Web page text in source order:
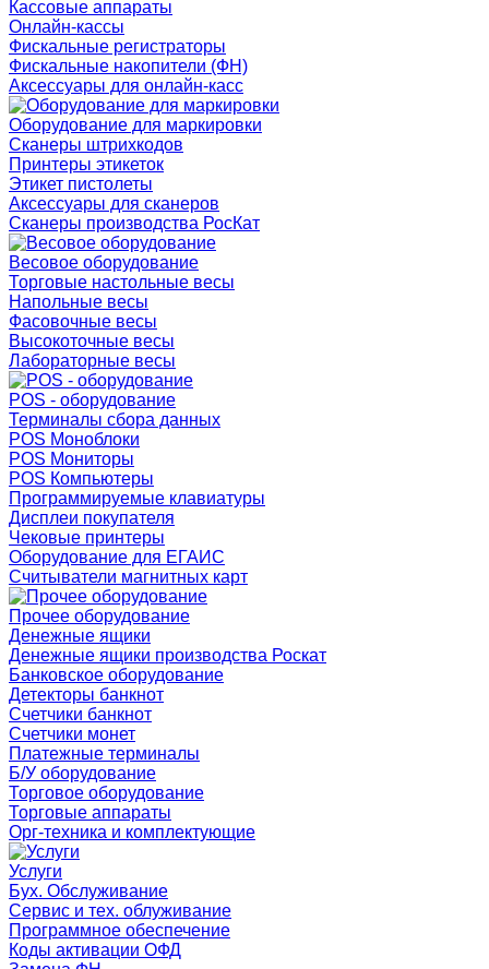
Кассовые аппараты
Онлайн-кассы
Фискальные регистраторы
Фискальные накопители (ФН)
Аксессуары для онлайн-касс
Оборудование для маркировки
Сканеры штрихкодов
Принтеры этикеток
Этикет пистолеты
Аксессуары для сканеров
Сканеры производства РосКат
Весовое оборудование
Торговые настольные весы
Напольные весы
Фасовочные весы
Высокоточные весы
Лабораторные весы
POS - оборудование
Терминалы сбора данных
POS Моноблоки
POS Мониторы
POS Компьютеры
Программируемые клавиатуры
Дисплеи покупателя
Чековые принтеры
Оборудование для ЕГАИС
Считыватели магнитных карт
Прочее оборудование
Денежные ящики
Денежные ящики производства Роскат
Банковское оборудование
Детекторы банкнот
Счетчики банкнот
Счетчики монет
Платежные терминалы
Б/У оборудование
Торговое оборудование
Торговые аппараты
Орг-техника и комплектующие
Услуги
Бух. Обслуживание
Сервис и тех. облуживание
Программное обеспечение
Коды активации ОФД